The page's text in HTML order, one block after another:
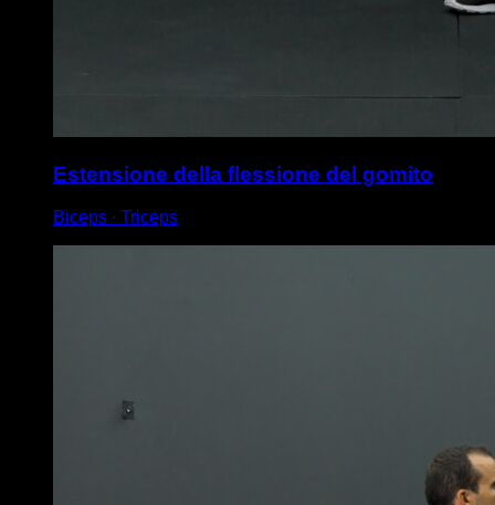
Estensione della flessione del gomito
Biceps ∙ Triceps